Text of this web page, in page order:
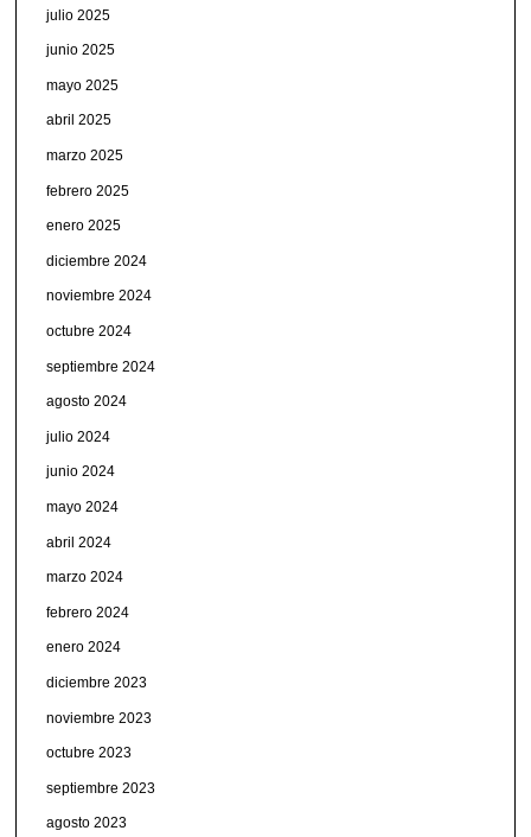
julio 2025
junio 2025
mayo 2025
abril 2025
marzo 2025
febrero 2025
enero 2025
diciembre 2024
noviembre 2024
octubre 2024
septiembre 2024
agosto 2024
julio 2024
junio 2024
mayo 2024
abril 2024
marzo 2024
febrero 2024
enero 2024
diciembre 2023
noviembre 2023
octubre 2023
septiembre 2023
agosto 2023